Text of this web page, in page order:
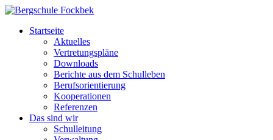
Startseite
Aktuelles
Vertretungspläne
Downloads
Berichte aus dem Schulleben
Berufsorientierung
Kooperationen
Referenzen
Das sind wir
Schulleitung